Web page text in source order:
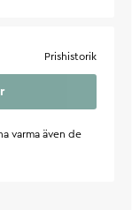
Prishistorik
varma även de